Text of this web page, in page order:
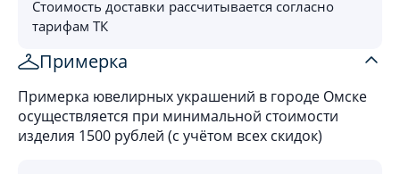
Стоимость доставки рассчитывается согласно
тарифам ТК
Примерка
Примерка ювелирных украшений в городе Омске
осуществляется при минимальной стоимости
изделия 1500 рублей (с учётом всех скидок)